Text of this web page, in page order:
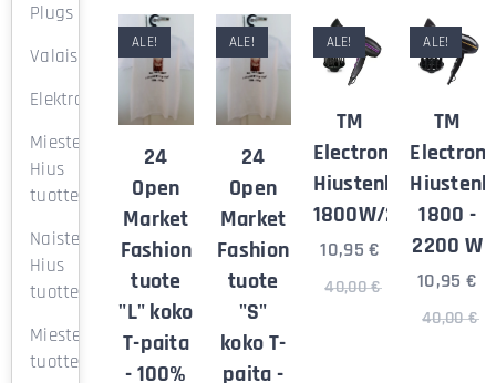
Plugs
Valaisimet
Elektroniikka
Miesten
Hius
tuotteet
Naisten
Hius
tuotteet
Miesten
tuotteet
24
Open
Market
Fashion
tuote
"L" koko
T-paita
- 100%
ALE!
24
Open
Market
Fashion
tuote
"S"
koko T-
paita -
ALE!
TM
Electron
Hiustenkuivaaja
1800W/2200W.
ALE!
10,95 €
40,00€
TM
Electron
1800 -
2200 W
ALE!
10,95 €
40,00€